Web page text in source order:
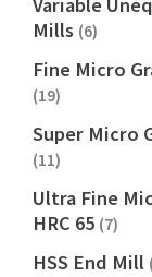
Mills (6)
Fine Micro
(19)
Super Micro
(11)
Ultra Fine
HRC 65 (7)
HSS End Mill